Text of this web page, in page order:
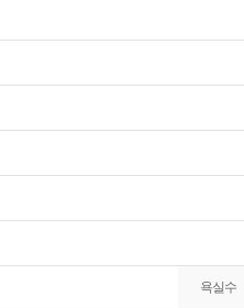
욕실수